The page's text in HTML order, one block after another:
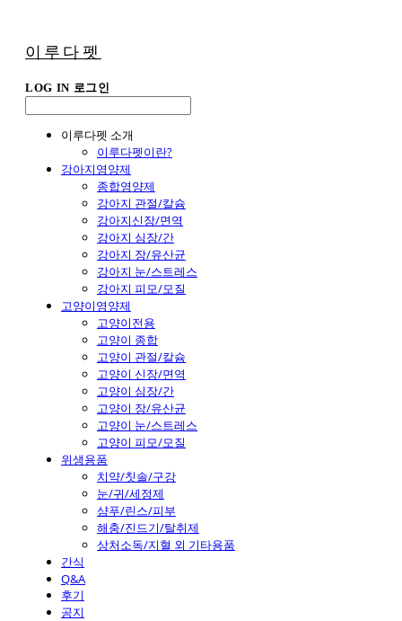
이루다펫
LOG IN 로그인
이루다펫 소개
이루다펫이란?
강아지영양제
종합영양제
강아지 관절/칼슘
강아지신장/면역
강아지 심장/간
강아지 장/유산균
강아지 눈/스트레스
강아지 피모/모질
고양이영양제
고양이전용
고양이 종합
고양이 관절/칼슘
고양이 신장/면역
고양이 심장/간
고양이 장/유산균
고양이 눈/스트레스
고양이 피모/모질
위생용품
치약/칫솔/구강
눈/귀/세정제
샴푸/린스/피부
해충/진드기/탈취제
상처소독/지혈 외 기타용품
간식
Q&A
후기
공지